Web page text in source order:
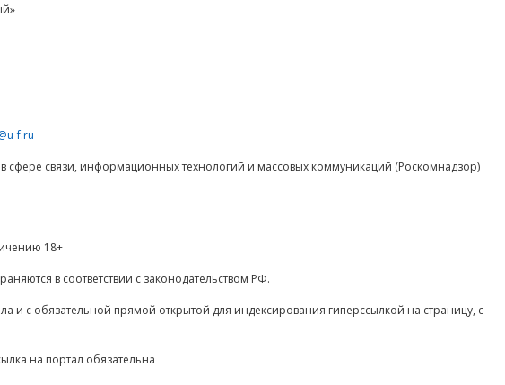
f.ru
связи, информационных технологий и массовых коммуникаций (Роскомнадзор)
18+
в соответствии с законодательством РФ.
и с обязательной прямой открытой для индексирования гиперссылкой на страницу, с
на портал обязательна